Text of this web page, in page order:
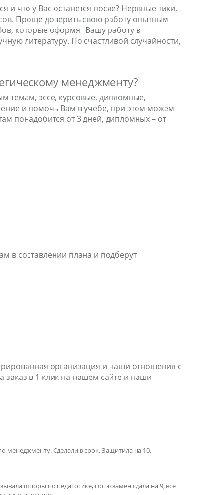
и что у Вас останется после? Нервные тики,
Проще доверить свою работу опытным
которые оформят Вашу работу в
литературу. По счастливой случайности,
менеджменту?
темам, эссе, курсовые, дипломные,
и помочь Вам в учебе, при этом можем
понадобится от 3 дней, дипломных – от
в составлении плана и подберут
организация и наши отношения с
заказ в 1 клик на нашем сайте и наши
менеджменту. Сделали в срок. Защитила на 10.
шпоры по педагогике, гос экзамен сдала на 9, все